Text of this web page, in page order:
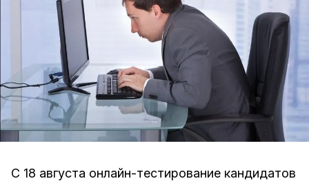
С 18 августа онлайн-тестирование кандидатов